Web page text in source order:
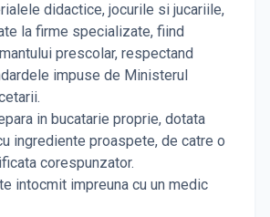
didactice, jocurile si jucariile,
la firme specializate, fiind
prescolar, respectand
impuse de Ministerul
in bucatarie proprie, dotata
ingrediente proaspete, de catre o
corespunzator.
intocmit impreuna cu un medic